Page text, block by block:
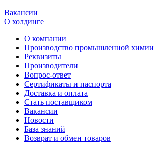
Вакансии
О холдинге
О компании
Производство промышленной химии
Реквизиты
Производители
Вопрос-ответ
Сертификаты и паспорта
Доставка и оплата
Стать поставщиком
Вакансии
Новости
База знаний
Возврат и обмен товаров